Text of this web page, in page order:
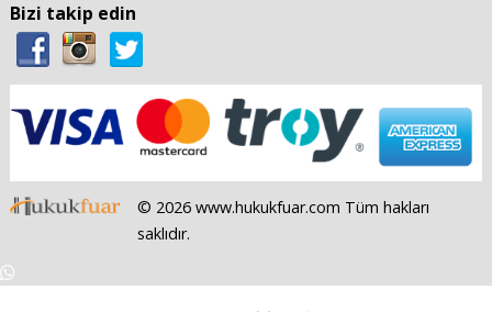
Bizi takip edin
© 2026 www.hukukfuar.com Tüm hakları
saklıdır.